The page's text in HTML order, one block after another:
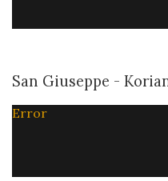
San Giuseppe -
Error